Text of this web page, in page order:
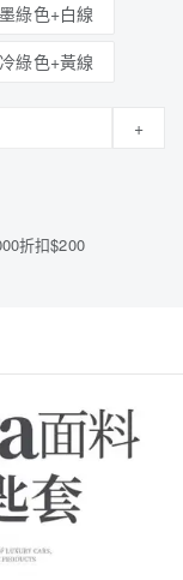
綠色+白線
綠色+黃線
+
折扣$200